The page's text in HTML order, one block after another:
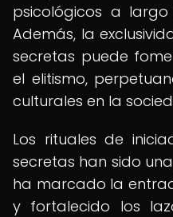
psicológicos a
Además, la
secretas puede
el elitismo,
culturales en la
Los rituales de
secretas han sido
ha marcado la
y fortalecido los